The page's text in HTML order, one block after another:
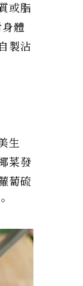
或脂
體
製沾
生
菜發
蔔硫